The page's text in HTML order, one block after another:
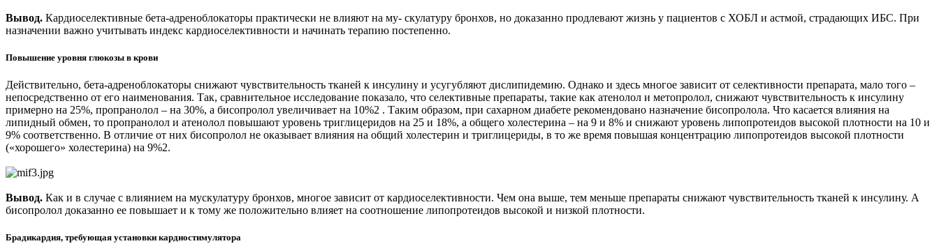
Вывод. Кардиоселективные бета-адреноблокаторы практически не влияют на му- скулатуру бронхов, но доказанно продлевают жизнь у пациентов с ХОБЛ и астмой, страдающих ИБС. При
назначении важно учитывать индекс кардиоселективности и начинать терапию постепенно.
Повышение уровня глюкозы в крови
Действительно, бета-адреноблокаторы снижают чувствительность тканей к инсулину и усугубляют дислипидемию. Однако и здесь многое зависит от селективности препарата, мало того –
непосредственно от его наименования. Так, сравнительное исследование показало, что селективные препараты, такие как атенолол и метопролол, снижают чувствительность к инсулину
примерно на 25%, пропранолол – на 30%, а бисопролол увеличивает на 10%2 . Таким образом, при сахарном диабете рекомендовано назначение бисопролола. Что касается влияния на
липидный обмен, то пропранолол и атенолол повышают уровень триглицеридов на 25 и 18%, а общего холестерина – на 9 и 8% и снижают уровень липопротеидов высокой плотности на 10 и
9% соответственно. В отличие от них бисопролол не оказывает влияния на общий холестерин и триглицериды, в то же время повышая концентрацию липопротеидов высокой плотности
(«хорошего» холестерина) на 9%2.
Вывод. Как и в случае с влиянием на мускулатуру бронхов, многое зависит от кардиоселективности. Чем она выше, тем меньше препараты снижают чувствительность тканей к инсулину. А
бисопролол доказанно ее повышает и к тому же положительно влияет на соотношение липопротеидов высокой и низкой плотности.
Брадикардия, требующая установки кардиостимулятора